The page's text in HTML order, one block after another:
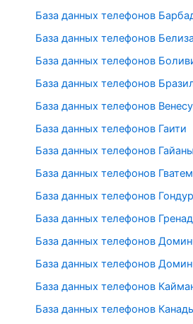
База данных телефонов
База данных телефонов Белиза
База данных телефонов
База данных телефонов
База данных телефонов
База данных телефонов Гаити
База данных телефонов Гайаны
База данных телефонов
База данных телефонов
База данных телефонов
База данных телефонов
База данных телефонов
База данных телефонов
База данных телефонов